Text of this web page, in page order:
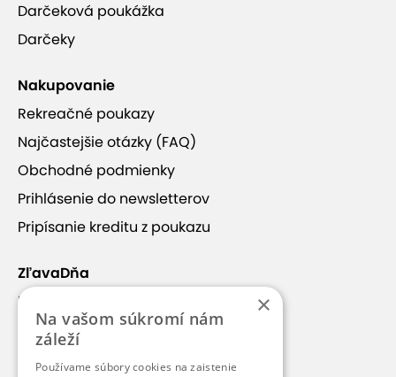
Darčeková poukážka
Darčeky
Nakupovanie
Rekreačné poukazy
Najčastejšie otázky (FAQ)
Obchodné podmienky
Prihlásenie do newsletterov
Pripísanie kreditu z poukazu
ZľavaDňa
Náš príbeh
Kontakt
Kariéra
×
Na vašom súkromí nám
záleží
Používame súbory cookies na zaistenie